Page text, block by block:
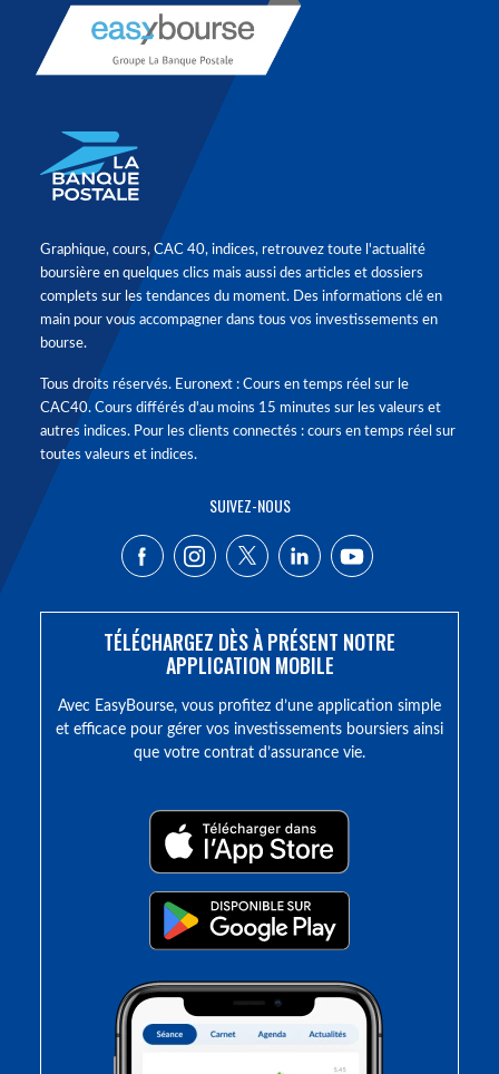
Graphique, cours, CAC 40, indices, retrouvez toute l'actualité
boursière en quelques clics mais aussi des articles et dossiers
complets sur les tendances du moment. Des informations clé en
main pour vous accompagner dans tous vos investissements en
bourse.
Tous droits réservés. Euronext : Cours en temps réel sur le
CAC40. Cours différés d'au moins 15 minutes sur les valeurs et
autres indices. Pour les clients connectés : cours en temps réel sur
toutes valeurs et indices.
SUIVEZ-NOUS
TÉLÉCHARGEZ DÈS À PRÉSENT NOTRE
APPLICATION MOBILE
Avec EasyBourse, vous profitez d’une application simple
et efficace pour gérer vos investissements boursiers ainsi
que votre contrat d’assurance vie.